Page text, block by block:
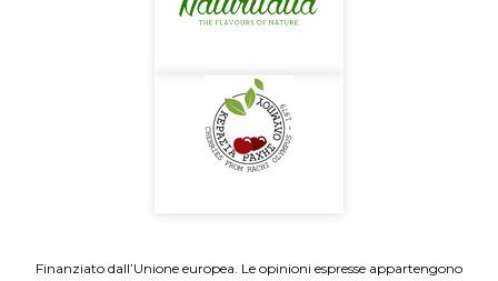
Finanziato dall’Unione europea. Le opinioni espresse appartengono